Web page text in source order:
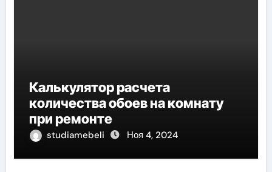
Калькулятор расчета
количества обоев на комнату
при ремонте
studiamebeli Ноя 4, 2024